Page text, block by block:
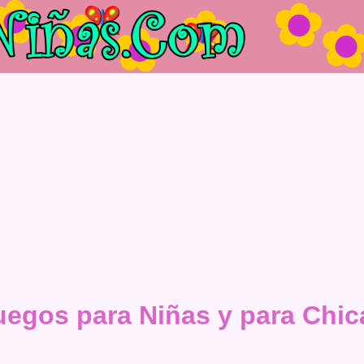
para Niñas y para